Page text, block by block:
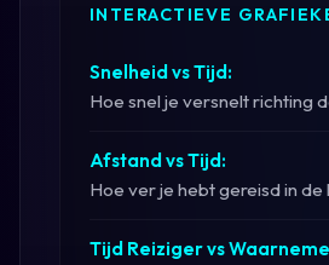
INTERACTIEVE
Snelheid vs Tijd:
Hoe snel je versnelt richting
Afstand vs Tijd:
Hoe ver je hebt gereisd in
Tijd Reiziger vs